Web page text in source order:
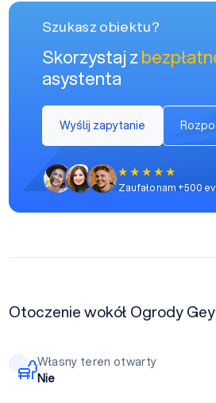
Szukasz obiektu?
Skorzystaj z
asystenta
Wyślij zapytanie
Zaufało nam +500
Otoczenie wokół Ogrody
Własny teren otwarty
Nie